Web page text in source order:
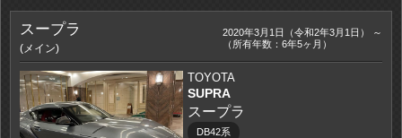
スープラ
(メイン)
2020年3月1日（令和2年3月1日） ～
（所有年数：6年5ヶ月）
TOYOTA
SUPRA
スープラ
DB42系